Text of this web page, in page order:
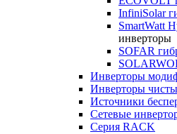
InfiniSolar
SmartWatt
инверторы
SOFAR
Инверторы
Инверторы
Источники
Сетевые
Серия RACK